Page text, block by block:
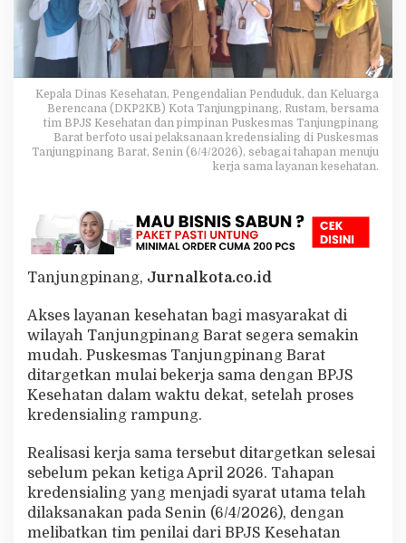
n
a
n
g
B
a
r
a
t
e
r
a
a
a
n
e
s
e
t
B
P
J
S
Kepala Dinas Kesehatan, Pengendalian Penduduk, dan Keluarga
Berencana (DKP2KB) Kota Tanjungpinang, Rustam, bersama
tim BPJS Kesehatan dan pimpinan Puskesmas Tanjungpinang
Barat berfoto usai pelaksanaan kredensialing di Puskesmas
Tanjungpinang Barat, Senin (6/4/2026), sebagai tahapan menuju
kerja sama layanan kesehatan.
Tanjungpinang, Jurnalkota.co.id
Akses layanan kesehatan bagi masyarakat di
wilayah Tanjungpinang Barat segera semakin
mudah. Puskesmas Tanjungpinang Barat
ditargetkan mulai bekerja sama dengan BPJS
Kesehatan dalam waktu dekat, setelah proses
kredensialing rampung.
Realisasi kerja sama tersebut ditargetkan selesai
sebelum pekan ketiga April 2026. Tahapan
kredensialing yang menjadi syarat utama telah
dilaksanakan pada Senin (6/4/2026), dengan
melibatkan tim penilai dari BPJS Kesehatan